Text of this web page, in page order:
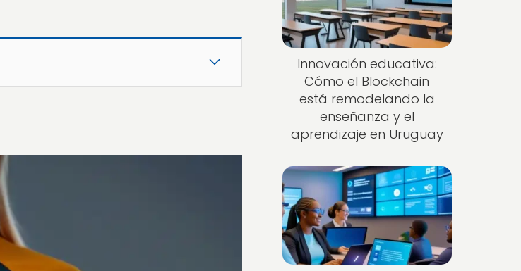
Innovación educativa:
Cómo el Blockchain
está remodelando la
enseñanza y el
aprendizaje en Uruguay